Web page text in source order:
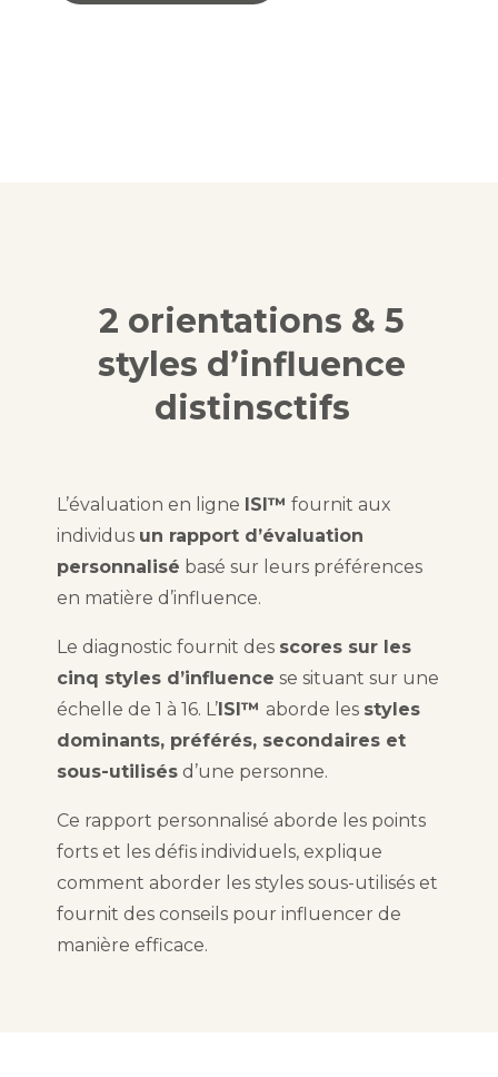
2 orientations & 5
styles d’influence
distinsctifs
L’évaluation en ligne ISI™ fournit aux
individus un rapport d’évaluation
personnalisé basé sur leurs préférences
en matière d’influence.
Le diagnostic fournit des scores sur les
cinq styles d’influence se situant sur une
échelle de 1 à 16. L’ISI™ aborde les styles
dominants, préférés, secondaires et
sous-utilisésd’une personne.
Ce rapport personnalisé aborde les points
forts et les défis individuels, explique
comment aborder les styles sous-utilisés et
fournit des conseils pour influencer de
manière efficace.